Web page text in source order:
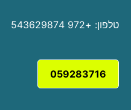
טלפון: +972 543629874
059283716